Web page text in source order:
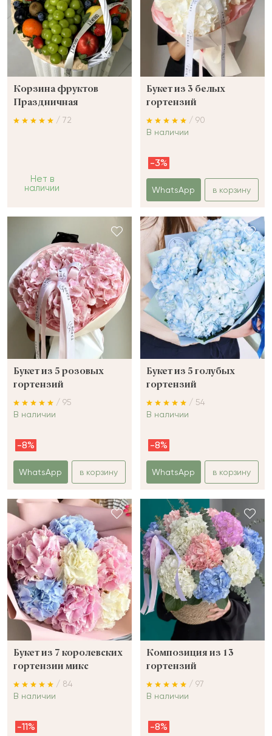
Корзина фруктов
Праздничная
/ 72
Нет в
наличии
Букет из 3 белых
гортензий
/ 90
В наличии
-3%
WhatsApp в корзину
Букет из 5 розовых
гортензий
/ 95
В наличии
-8%
WhatsApp в корзину
Букет из 5 голубых
гортензий
/ 54
В наличии
-8%
WhatsApp в корзину
Букет из 7 королевских
гортензии микс
/ 84
В наличии
-11%
Композиция из 13
гортензий
/ 97
В наличии
-8%